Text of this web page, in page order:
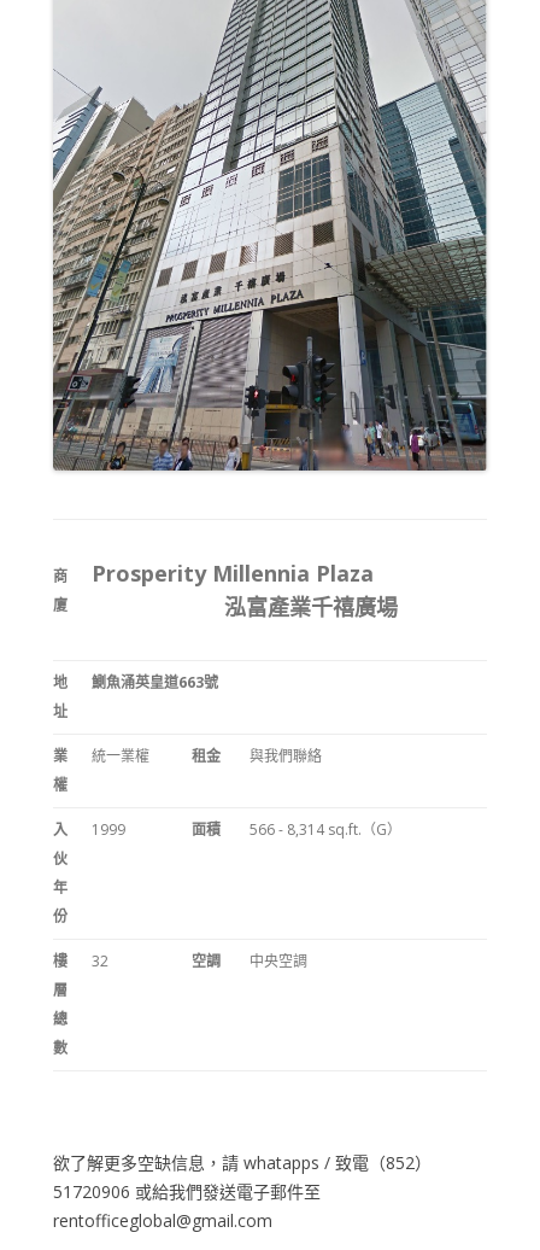
商
廈
Prosperity Millennia Plaza
泓富產業千禧廣場
地
址
鰂魚涌英皇道663號
業
權
統一業權 租金 與我們聯絡
入
伙
年
份
1999 面積 566 - 8,314 sq.ft.（G）
樓
層
總
數
32 空調 中央空調
欲了解更多空缺信息，請 whatapps / 致電（852）
51720906 或給我們發送電子郵件至
rentofficeglobal@gmail.com